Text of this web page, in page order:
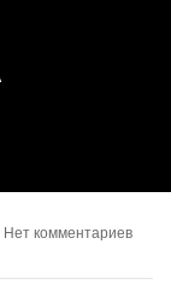
Нет комментариев